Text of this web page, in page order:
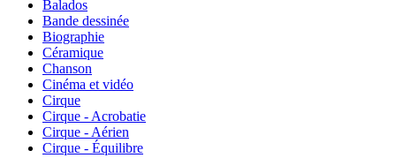
Balados
Bande dessinée
Biographie
Céramique
Chanson
Cinéma et vidéo
Cirque
Cirque - Acrobatie
Cirque - Aérien
Cirque - Équilibre